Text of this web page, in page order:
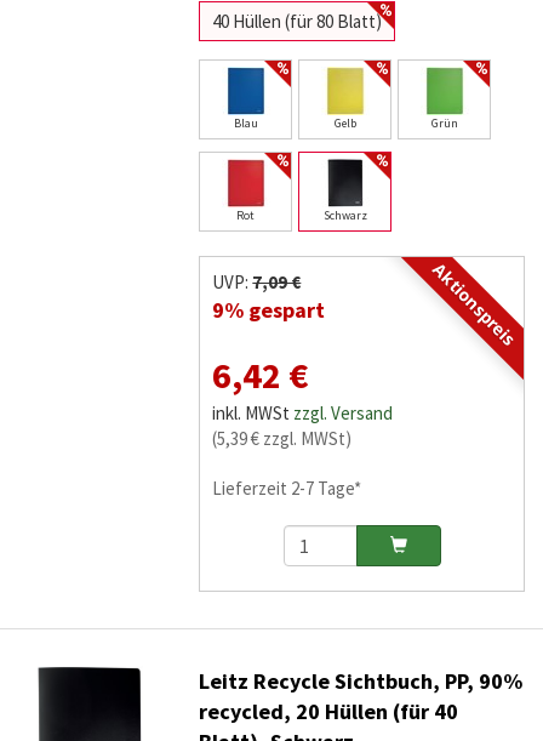
40 Hüllen (für 80 Blatt)
Blau Gelb Grün
Rot Schwarz
Aktionspreis
UVP:7,09 €
9% gespart
6,42 €
inkl. MWSt zzgl. Versand
(5,39 € zzgl. MWSt)
Lieferzeit 2-7 Tage*
Leitz Recycle Sichtbuch, PP, 90%
recycled, 20 Hüllen (für 40